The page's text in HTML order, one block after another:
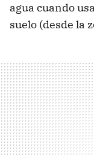
agua cuando
suelo (desde la